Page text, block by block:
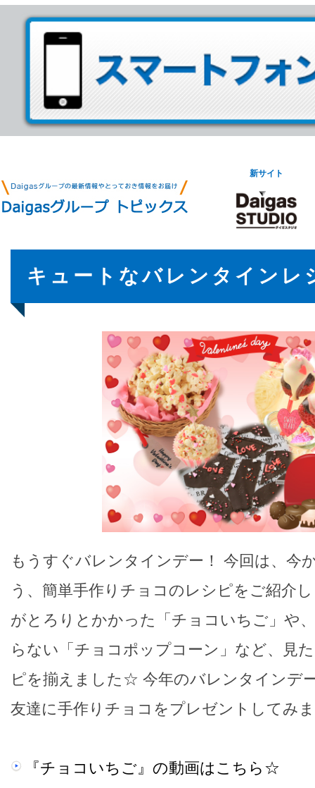
新サイト
キュートなバレンタイン
もうすぐバレンタインデー！ 今回は、今
う、簡単手作りチョコのレシピをご紹介
がとろりとかかった「チョコいちご」や
らない「チョコポップコーン」など、見
ピを揃えました☆ 今年のバレンタインデ
友達に手作りチョコをプレゼントしてみ
『チョコいちご』の動画はこちら☆